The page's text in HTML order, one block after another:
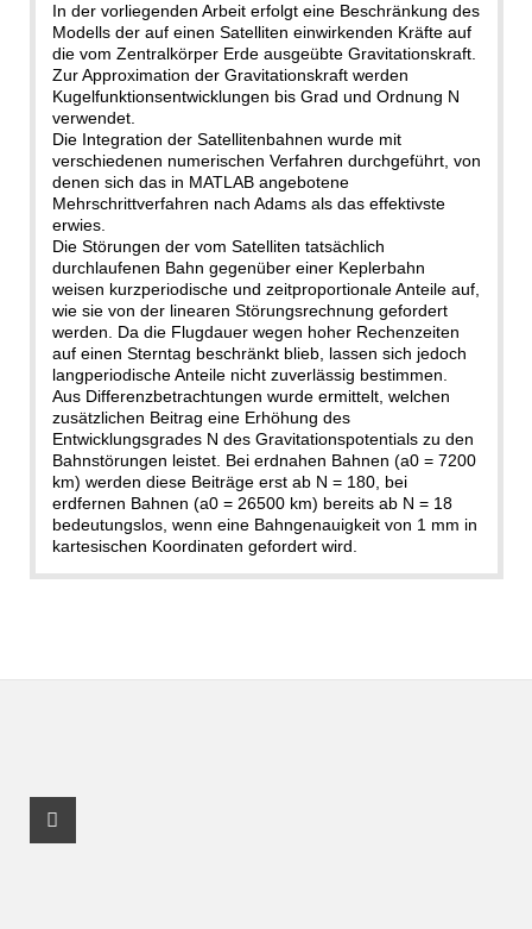
In der vorliegenden Arbeit erfolgt eine Beschränkung des
Modells der auf einen Satelliten einwirkenden Kräfte auf
die vom Zentralkörper Erde ausgeübte Gravitationskraft.
Zur Approximation der Gravitationskraft werden
Kugelfunktionsentwicklungen bis Grad und Ordnung N
verwendet.
Die Integration der Satellitenbahnen wurde mit
verschiedenen numerischen Verfahren durchgeführt, von
denen sich das in MATLAB angebotene
Mehrschrittverfahren nach Adams als das effektivste
erwies.
Die Störungen der vom Satelliten tatsächlich
durchlaufenen Bahn gegenüber einer Keplerbahn
weisen kurzperiodische und zeitproportionale Anteile auf,
wie sie von der linearen Störungsrechnung gefordert
werden. Da die Flugdauer wegen hoher Rechenzeiten
auf einen Sterntag beschränkt blieb, lassen sich jedoch
langperiodische Anteile nicht zuverlässig bestimmen.
Aus Differenzbetrachtungen wurde ermittelt, welchen
zusätzlichen Beitrag eine Erhöhung des
Entwicklungsgrades N des Gravitationspotentials zu den
Bahnstörungen leistet. Bei erdnahen Bahnen (a0 = 7200
km) werden diese Beiträge erst ab N = 180, bei
erdfernen Bahnen (a0 = 26500 km) bereits ab N = 18
bedeutungslos, wenn eine Bahngenauigkeit von 1 mm in
kartesischen Koordinaten gefordert wird.
Facebook Profile